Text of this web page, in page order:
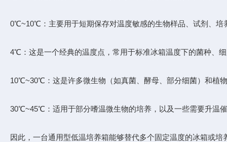
0℃~10℃：主要用于短期保存对温度敏感的生物样品、试剂、培
4℃：这是一个经典的温度点，常用于标准冰箱温度下的菌种、
10℃~30℃：这是许多微生物（如真菌、酵母、部分细菌）和植
30℃~45℃：适用于部分嗜温微生物的培养，以及一些需要升温
因此，一台通用型低温培养箱能够替代多个固定温度的冰箱或